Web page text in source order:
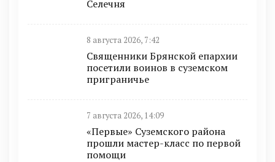
Селечня
8 августа 2026, 7:42
Священники Брянской епархии
посетили воинов в суземском
приграничье
7 августа 2026, 14:09
«Первые» Суземского района
прошли мастер-класс по первой
помощи